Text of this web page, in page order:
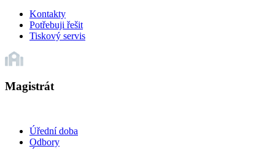
Kontakty
Potřebuji řešit
Tiskový servis
Magistrát
Úřední doba
Odbory